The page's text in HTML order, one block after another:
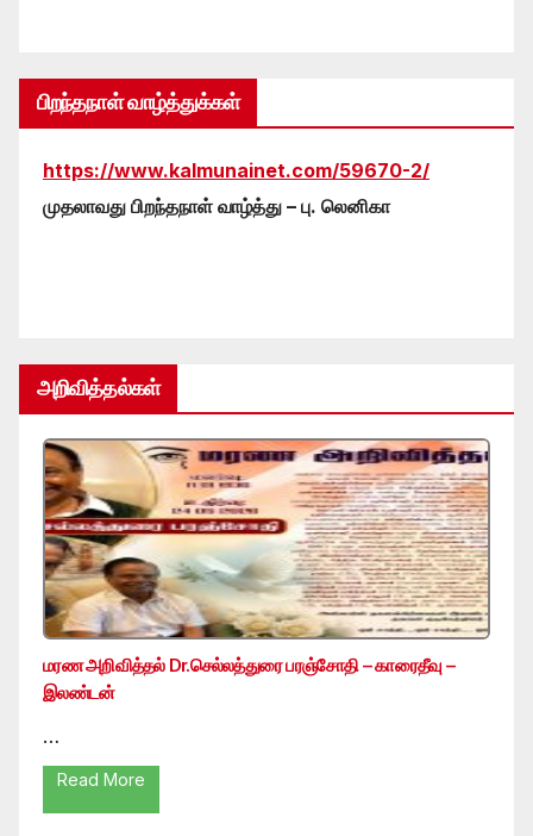
பிறந்தநாள் வாழ்த்துக்கள்
https://www.kalmunainet.com/59670-2/
முதலாவது பிறந்தநாள் வாழ்த்து – பு. லெனிகா
அறிவித்தல்கள்
மரண அறிவித்தல் Dr.செல்லத்துரை பரஞ்சோதி – காரைதீவு –
இலண்டன்
…
Read More